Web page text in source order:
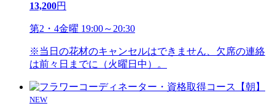
13,200円
第2・4金曜 19:00～20:30
※当日の花材のキャンセルはできません、欠席の連絡
は前々日までに（火曜日中）。
NEW